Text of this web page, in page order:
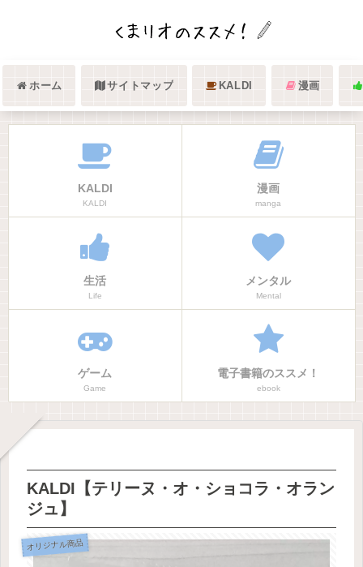
ホーム サイトマップ KALDI 漫画
KALDI
KALDI
漫画
manga
生活
Life
メンタル
Mental
ゲーム
Game
電子書籍のススメ！
ebook
KALDI【テリーヌ・オ・ショコラ・オラン
ジュ】
オリジナル商品